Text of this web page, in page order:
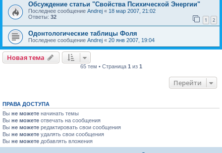
Обсуждение статьи "Свойства Психической Энергии"
Последнее сообщение Andrej « 18 мар 2007, 21:02
Ответы: 32 1 2
Одонтологические таблицы Фоля
Последнее сообщение Andrej « 20 янв 2007, 19:04
Новая тема
65 тем • Страница 1 из 1
Перейти
ПРАВА ДОСТУПА
Вы не можете начинать темы
Вы не можете отвечать на сообщения
Вы не можете редактировать свои сообщения
Вы не можете удалять свои сообщения
Вы не можете добавлять вложения